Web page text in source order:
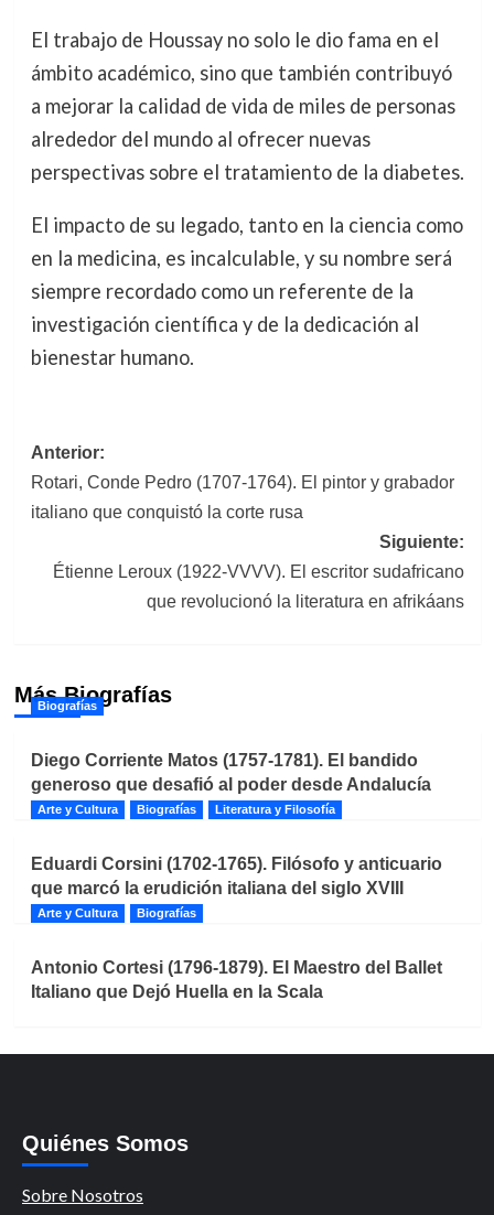
El trabajo de Houssay no solo le dio fama en el
ámbito académico, sino que también contribuyó
a mejorar la calidad de vida de miles de personas
alrededor del mundo al ofrecer nuevas
perspectivas sobre el tratamiento de la diabetes.
El impacto de su legado, tanto en la ciencia como
en la medicina, es incalculable, y su nombre será
siempre recordado como un referente de la
investigación científica y de la dedicación al
bienestar humano.
Navegación
de
Anterior:
Rotari, Conde Pedro (1707-1764). El pintor y grabador
italiano que conquistó la corte rusa
Siguiente:
Étienne Leroux (1922-VVVV). El escritor sudafricano
que revolucionó la literatura en afrikáans
Más Biografías
Biografías
Diego Corriente Matos (1757-1781). El bandido
generoso que desafió al poder desde Andalucía
Arte y Cultura Biografías Literatura y Filosofía
Eduardi Corsini (1702-1765). Filósofo y anticuario
que marcó la erudición italiana del siglo XVIII
Arte y Cultura Biografías
Antonio Cortesi (1796-1879). El Maestro del Ballet
Italiano que Dejó Huella en la Scala
Quiénes Somos
Sobre Nosotros